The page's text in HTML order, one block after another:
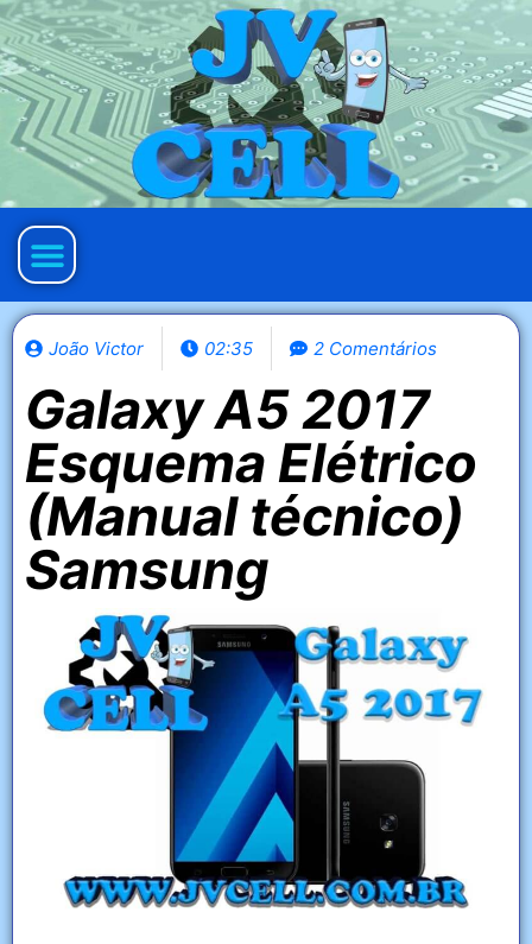
João Victor 02:35 2 Comentários
Galaxy A5 2017
Esquema Elétrico
(Manual técnico)
Samsung